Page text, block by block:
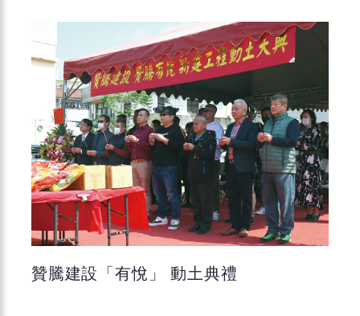
贊騰建設「有悅」 動土典禮